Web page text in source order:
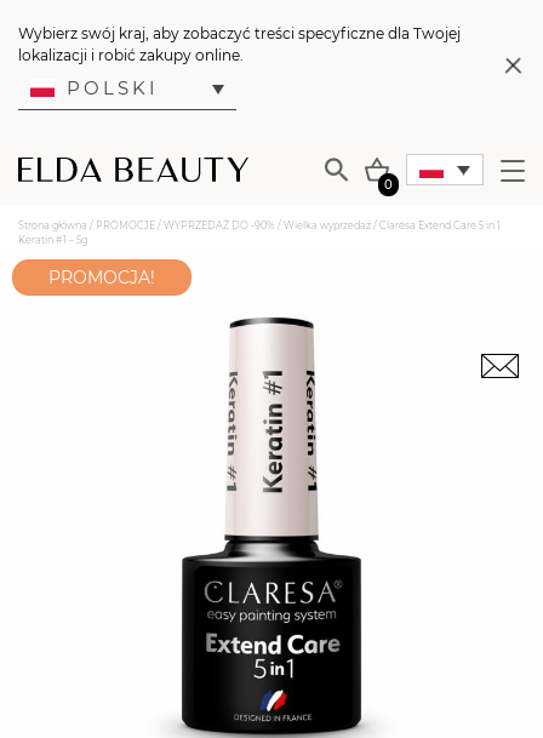
Wybierz swój kraj, aby zobaczyć treści specyficzne dla Twojej
lokalizacji i robić zakupy online.
POLSKI
0
Strona główna / PROMOCJE / WYPRZEDAŻ DO -90% / Wielka wyprzedaż / Claresa Extend Care 5 in 1
Keratin #1 – 5g
PROMOCJA!